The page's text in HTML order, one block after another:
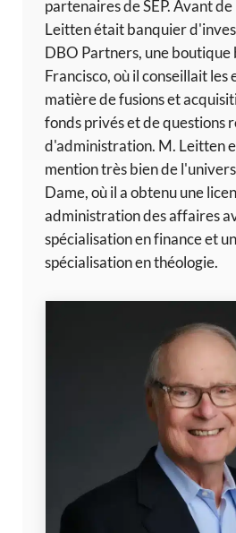
partenaires de SEP. Avant
Leitten était banquier
DBO Partners, une boutique
Francisco, où il conseillait les
matière de fusions et
fonds privés et de questions
d'administration. M. Leitten
mention très bien de
Dame, où il a obtenu une
administration des affaires
spécialisation en finance et
spécialisation en théologie.